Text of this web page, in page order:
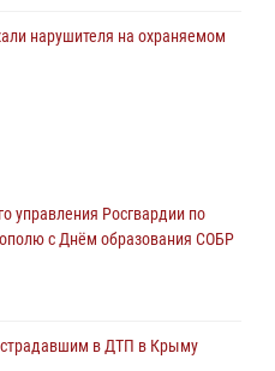
нарушителя на охраняемом
отметили День Крещения Руси
управления Росгвардии по
с Днём образования СОБР
в ДТП в Крыму